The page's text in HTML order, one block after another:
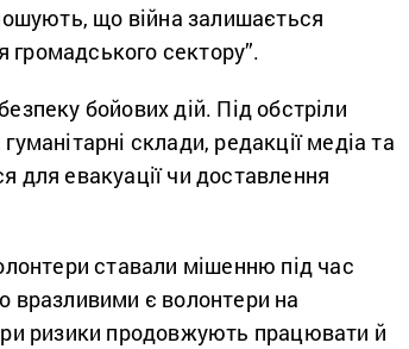
що війна залишається
сектору”.
бойових дій. Під обстріли
склади, редакції медіа та
для евакуації чи доставлення
ставали мішенню під час
вразливими є волонтери на
ризики продовжують працювати й